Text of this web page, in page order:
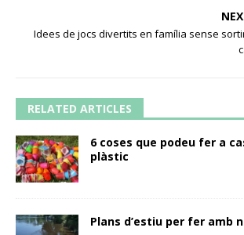
Idees de jocs divertits en família sense
RELATED ARTICLES
6 coses que podeu fer a
plàstic
Plans d’estiu per fer amb